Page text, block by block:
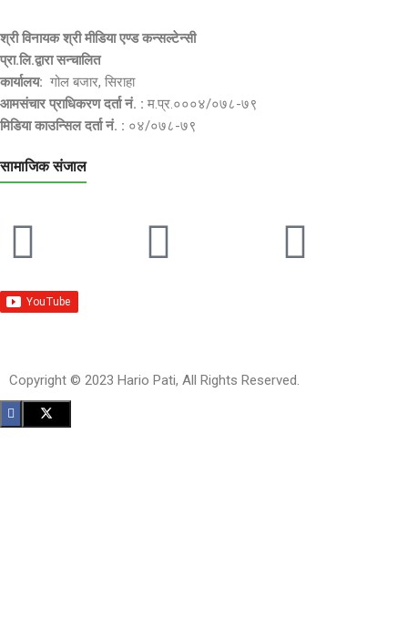
श्री विनायक श्री मीडिया एण्ड कन्सल्टेन्सी
प्रा.लि.द्वारा सन्चालित
कार्यालय: गोल बजार, सिराहा
आमसंचार प्राधिकरण दर्ता नं. : म.प्र.०००४/०७८-७९
मिडिया काउन्सिल दर्ता नं. : ०४/०७८-७९
सामाजिक संजाल
Copyright © 2023 Hario Pati, All Rights Reserved.